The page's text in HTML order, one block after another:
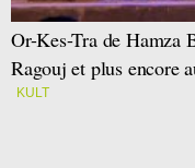
Or-Kes-Tra de Hamza
Ragouj et plus encore
KULT